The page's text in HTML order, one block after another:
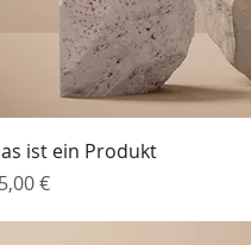
ist ein Produkt
€